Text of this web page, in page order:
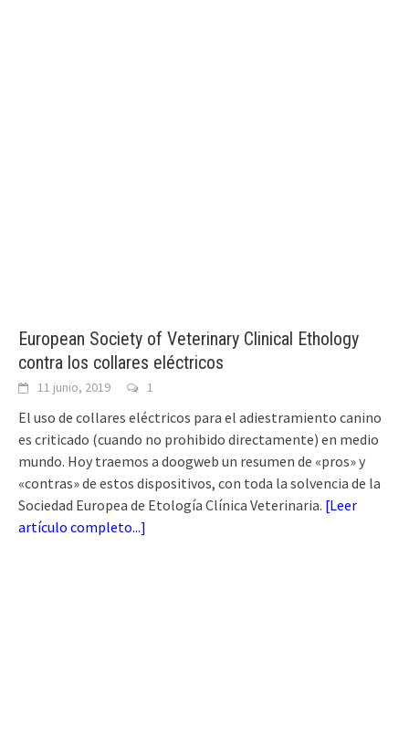
European Society of Veterinary Clinical Ethology
contra los collares eléctricos
11 junio, 2019 1
El uso de collares eléctricos para el adiestramiento canino
es criticado (cuando no prohibido directamente) en medio
mundo. Hoy traemos a doogweb un resumen de «pros» y
«contras» de estos dispositivos, con toda la solvencia de la
Sociedad Europea de Etología Clínica Veterinaria. [Leer
artículo completo...]